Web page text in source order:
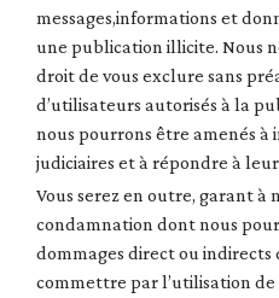
messages,informations et
une publication illicite. Nous
droit de vous exclure sans
d’utilisateurs autorisés à la
nous pourrons être amenés à
judiciaires et à répondre à
Vous serez en outre, garant à
condamnation dont nous
dommages direct ou indirects
commettre par l’utilisation de